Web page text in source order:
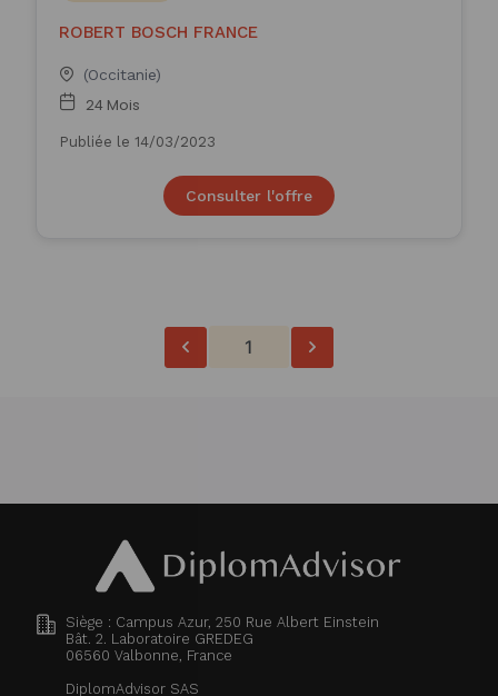
ROBERT BOSCH FRANCE
(Occitanie)
24 Mois
Publiée le 14/03/2023
Consulter l'offre
1
Siège : Campus Azur, 250 Rue Albert Einstein
Bât. 2. Laboratoire GREDEG
06560 Valbonne, France
DiplomAdvisor SAS